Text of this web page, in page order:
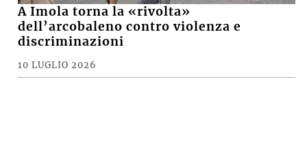
A Imola torna la «rivolta»
dell’arcobaleno contro violenza e
discriminazioni
10 LUGLIO 2026